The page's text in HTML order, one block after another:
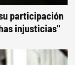
participación
injusticias"